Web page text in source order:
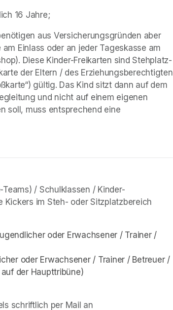
16 Jahre;
aus Versicherungsgründen aber
Einlass oder an jeder Tageskasse am
Diese Kinder-Freikarten sind Stehplatz-
der Eltern / des Erziehungsberechtigten
gültig. Das Kind sitzt dann auf dem
und nicht auf einem eigenen
soll, muss entsprechend eine
/ Schulklassen / Kinder-
Kickers im Steh- oder Sitzplatzbereich
oder Erwachsener / Trainer /
oder Erwachsener / Trainer / Betreuer /
der Haupttribüne)